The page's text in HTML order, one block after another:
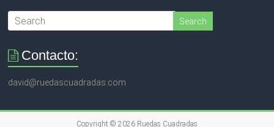
Contacto:
david@ruedascuadradas.com
Copyright © 2026 Ruedas Cuadradas